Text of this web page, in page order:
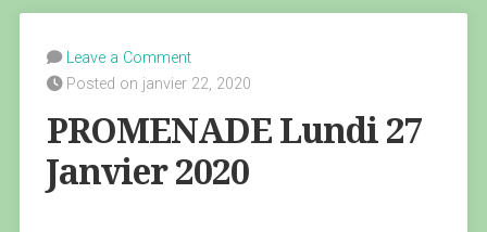
Leave a Comment
Posted on janvier 22, 2020
PROMENADE Lundi 27
Janvier 2020